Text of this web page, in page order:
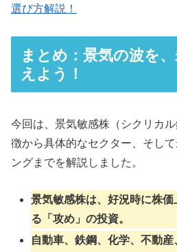
選び方解説！
まとめ：景気の波を
えよう！
今回は、景気敏感株（シクリカ
徴から具体的なセクター、そし
ングまでを解説しました。
景気敏感株は、好況時に株
る「攻め」の投資。
自動車、鉄鋼、化学、不動